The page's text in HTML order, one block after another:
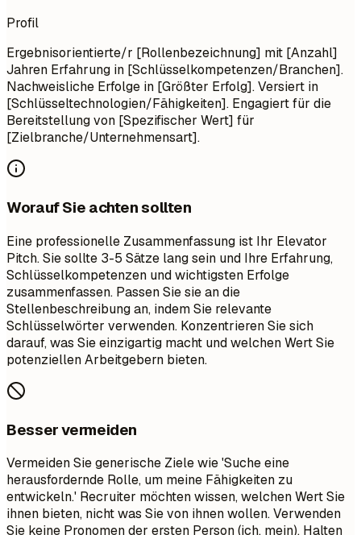
Profil
Ergebnisorientierte/r [Rollenbezeichnung] mit [Anzahl]
Jahren Erfahrung in [Schlüsselkompetenzen/Branchen].
Nachweisliche Erfolge in [Größter Erfolg]. Versiert in
[Schlüsseltechnologien/Fähigkeiten]. Engagiert für die
Bereitstellung von [Spezifischer Wert] für
[Zielbranche/Unternehmensart].
Worauf Sie achten sollten
Eine professionelle Zusammenfassung ist Ihr Elevator
Pitch. Sie sollte 3-5 Sätze lang sein und Ihre Erfahrung,
Schlüsselkompetenzen und wichtigsten Erfolge
zusammenfassen. Passen Sie sie an die
Stellenbeschreibung an, indem Sie relevante
Schlüsselwörter verwenden. Konzentrieren Sie sich
darauf, was Sie einzigartig macht und welchen Wert Sie
potenziellen Arbeitgebern bieten.
Besser vermeiden
Vermeiden Sie generische Ziele wie 'Suche eine
herausfordernde Rolle, um meine Fähigkeiten zu
entwickeln.' Recruiter möchten wissen, welchen Wert Sie
ihnen bieten, nicht was Sie von ihnen wollen. Verwenden
Sie keine Pronomen der ersten Person (ich, mein). Halten